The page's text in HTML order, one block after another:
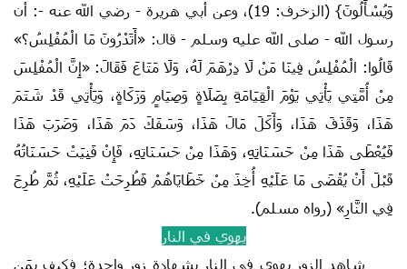
وَيُسْأَلُونَ} (الزخرف: 19)، وعن أبي هريرة - رضي الله عنه -: أن
رسول الله - صلى الله عليه وسلم - قال: «أَتَدْرُونَ مَا ‌الْمُفْلِسُ؟»
قَالُوا: ‌الْمُفْلِسُ فِينَا مَنْ لَا دِرْهَمَ لَهُ، وَلَا مَتَاعَ فَقَالَ: «إِنَّ ‌الْمُفْلِسَ
مِنْ أُمَّتِي يَأْتِي يَوْمَ الْقِيَامَةِ بِصَلَاةٍ وَصِيَامٍ وَزَكَاةٍ، وَيَأْتِي قَدْ شَتَمَ
هَذَا، وَقَذَفَ هَذَا، وَأَكَلَ مَالَ هَذَا، وَسَفَكَ دَمَ هَذَا، ‌وَضَرَبَ هَذَا
فَيُعْطَى هَذَا مِنْ حَسَنَاتِهِ، وَهَذَا مِنْ حَسَنَاتِهِ، فَإِنْ فَنِيَتْ حَسَنَاتُهُ
قَبْلَ أَنْ يُقْضَى مَا عَلَيْهِ أُخِذَ مِنْ خَطَايَاهُمْ فَطُرِحَتْ عَلَيْهِ، ثُمَّ طُرِحَ
فِي النَّارِ» (رواه مسلم).
يهوي في النار
شاهد الزور يهوي في النار بشهادة زور واحدة؛ فكيف بمَن